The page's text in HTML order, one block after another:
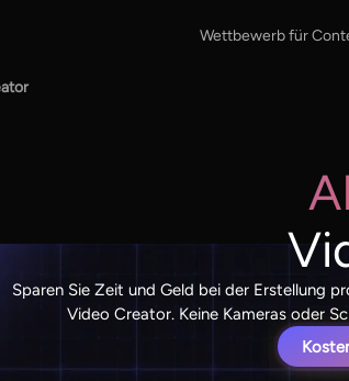
Wettbewerb für
Sparen Sie Zeit und Geld bei der Erstellung
Video Creator. Keine Kameras oder